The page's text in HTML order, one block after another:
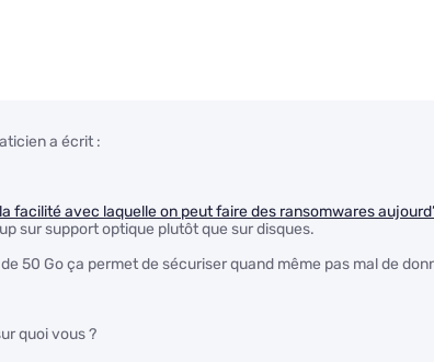
a écrit :
la facilité avec laquelle on peut faire des ransomwares
sur support optique plutôt que sur disques.
50 Go ça permet de sécuriser quand même pas mal de
quoi vous ?